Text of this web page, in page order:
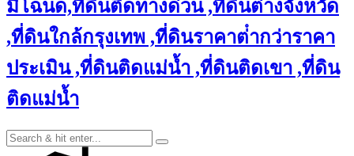
มีโฉนด,ที่ดินติดทางด่วน ,ที่ดินต่างจังหวัด
,ที่ดินใกล้กรุงเทพ ,ที่ดินราคาต่ํากว่าราคา
ประเมิน ,ที่ดินติดแม่น้ำ ,ที่ดินติดเขา ,ที่ดิน
ติดแม่น้ำ